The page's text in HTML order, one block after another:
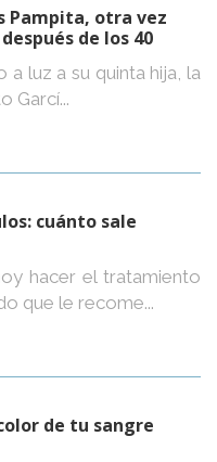
Pampita, otra vez
de los 40
a luz a su quinta hija, la
Garcí...
cuánto sale
hacer el tratamiento
que le recome...
de tu sangre